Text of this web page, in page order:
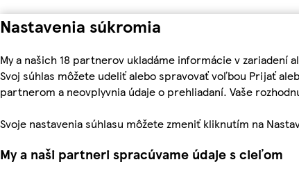
Nastavenia súkromia
My a našich 18 partnerov ukladáme informácie v
Svoj súhlas môžete udeliť alebo spravovať voľbou Prijať
partnerom a neovplyvnia údaje o prehliadaní. Vaše
Svoje nastavenia súhlasu môžete zmeniť kliknutím na
My a naši partneri spracúvame údaje s cieľom